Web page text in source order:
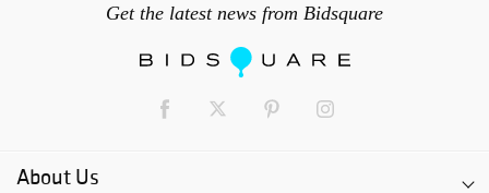
Get the latest news from Bidsquare
About Us